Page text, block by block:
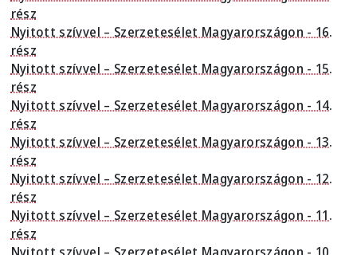
rész
Nyitott szívvel – Szerzetesélet Magyarországon - 16.
rész
Nyitott szívvel – Szerzetesélet Magyarországon - 15.
rész
Nyitott szívvel – Szerzetesélet Magyarországon - 14.
rész
Nyitott szívvel – Szerzetesélet Magyarországon - 13.
rész
Nyitott szívvel – Szerzetesélet Magyarországon - 12.
rész
Nyitott szívvel – Szerzetesélet Magyarországon - 11.
rész